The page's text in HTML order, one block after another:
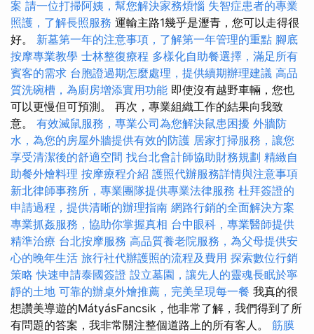
案 請一位打掃阿姨，幫您解決家務煩惱 失智症患者的專業
照護，了解長照服務 運輸主路1幾乎是瀝青，您可以走得很
好。 新墓第一年的注意事項，了解第一年管理的重點 腳底
按摩專業教學 士林整復療程 多樣化自助餐選擇，滿足所有
賓客的需求 台胞證過期怎麼處理，提供續期辦理建議 高品
質洗碗槽，為廚房增添實用功能 即使沒有越野車輛，您也
可以更慢但可預測。 再次，專業組織工作的結果向我致
意。 有效滅鼠服務，專業公司為您解決鼠患困擾 外牆防
水，為您的房屋外牆提供有效的防護 居家打掃服務，讓您
享受清潔後的舒適空間 找台北會計師協助財務規劃 精緻自
助餐外燴料理 按摩療程介紹 護照代辦服務詳情與注意事項
新北律師事務所，專業團隊提供專業法律服務 杜拜簽證的
申請過程，提供清晰的辦理指南 網路行銷的全面解決方案
專業抓姦服務，協助你掌握真相 台中眼科，專業醫師提供
精準治療 台北按摩服務 高品質養老院服務，為父母提供安
心的晚年生活 旅行社代辦護照的流程及費用 探索數位行銷
策略 快速申請泰國簽證 設立墓園，讓先人的靈魂長眠於寧
靜的土地 可靠的辦桌外燴推薦，完美呈現每一餐 我真的很
想讚美導遊的MátyásFancsik，他非常了解，我們得到了所
有問題的答案，我非常關注整個道路上的所有客人。 筋膜